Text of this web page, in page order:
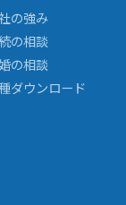
の強み
の相談
の相談
ダウンロード